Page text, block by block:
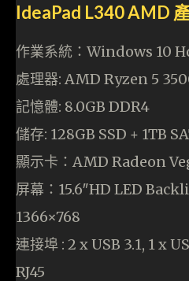
IdeaPad L340 AMD
作業系統：Windows 10
處理器: AMD Ryzen 5
記憶體: 8.0GB DDR4
儲存: 128GB SSD + 1TB
顯示卡：AMD Radeon
屏幕：15.6″HD LED
1366×768
連接埠 : 2 x USB 3.1, 1 x
RJ45